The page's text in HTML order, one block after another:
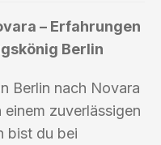
– Erfahrungen
Berlin
Berlin nach Novara
zuverlässigen
bist du bei